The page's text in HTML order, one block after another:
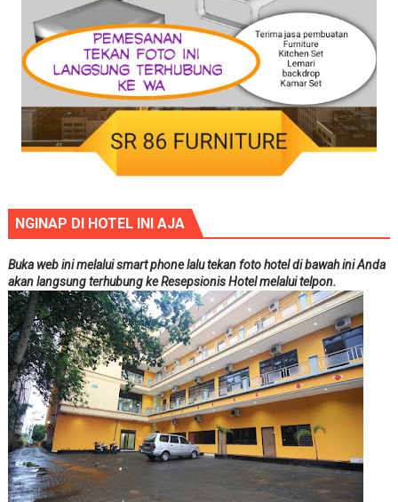
NGINAP DI HOTEL INI AJA
Buka web ini melalui smart phone lalu tekan foto hotel di bawah ini Anda
akan langsung terhubung ke Resepsionis Hotel melalui telpon.